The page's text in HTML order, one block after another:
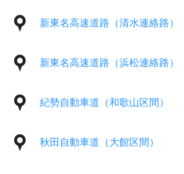
新東名高速道路（清水連絡路）
新東名高速道路（浜松連絡路）
紀勢自動車道（和歌山区間）
秋田自動車道（大館区間）